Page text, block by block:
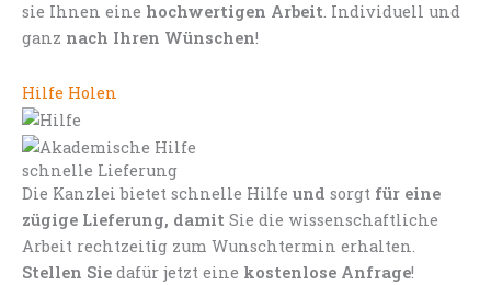
sie Ihnen eine hochwertigen Arbeit. Individuell und
ganz nach Ihren Wünschen!
Hilfe Holen
schnelle Lieferung
Die Kanzlei bietet schnelle Hilfe und sorgt für eine
zügige Lieferung, damit Sie die wissenschaftliche
Arbeit rechtzeitig zum Wunschtermin erhalten.
Stellen Sie dafür jetzt eine kostenlose Anfrage!